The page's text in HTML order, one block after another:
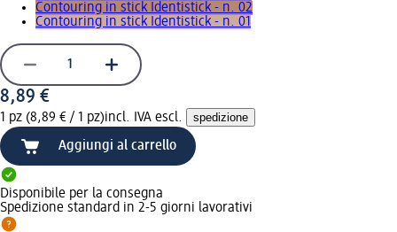
Contouring in stick Identistick - n. 02
Contouring in stick Identistick - n. 01
8,89 €
1 pz (8,89 € / 1 pz)incl. IVA escl. spedizione
Aggiungi al carrello
Disponibile per la consegna
Spedizione standard in 2-5 giorni lavorativi